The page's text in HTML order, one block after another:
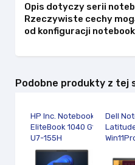
Opis dotyczy serii
Rzeczywiste cechy
od konfiguracji
Podobne produkty z tej
HP Inc. Notebook
EliteBook 1040 G11
U7-155H
1TB/32GB/W11P/14.0
9G0W8ET
Dell
SSD